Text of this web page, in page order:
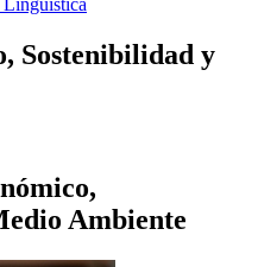
Sostenibilidad y
Ambiente